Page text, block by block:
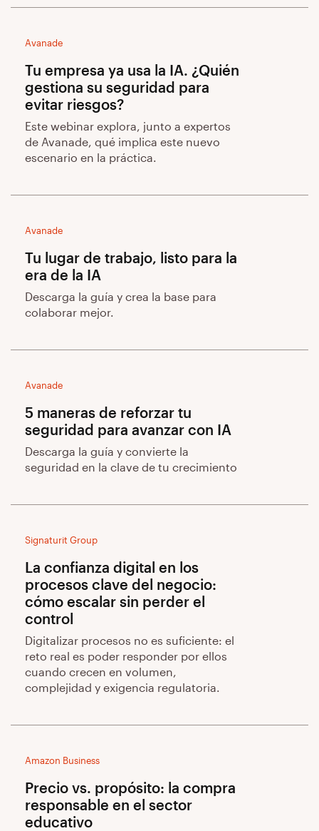
Avanade
Tu empresa ya usa la IA. ¿Quién
gestiona su seguridad para
evitar riesgos?
Este webinar explora, junto a expertos
de Avanade, qué implica este nuevo
escenario en la práctica.
Avanade
Tu lugar de trabajo, listo para la
era de la IA
Descarga la guía y crea la base para
colaborar mejor.
Avanade
5 maneras de reforzar tu
seguridad para avanzar con IA
Descarga la guía y convierte la
seguridad en la clave de tu crecimiento
Signaturit Group
La confianza digital en los
procesos clave del negocio:
cómo escalar sin perder el
control
Digitalizar procesos no es suficiente: el
reto real es poder responder por ellos
cuando crecen en volumen,
complejidad y exigencia regulatoria.
Amazon Business
Precio vs. propósito: la compra
responsable en el sector
educativo